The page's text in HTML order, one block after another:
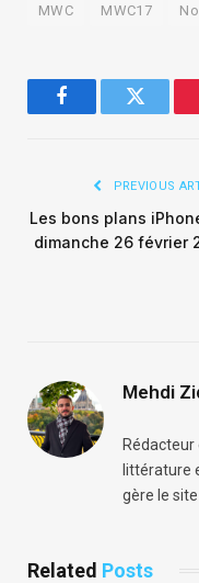
MWC MWC17
FacebookTwitter
PREVIOUS
Les bons plans
dimanche 26 février
Mehdi
Rédacteur
littérature
gère le
Related Posts